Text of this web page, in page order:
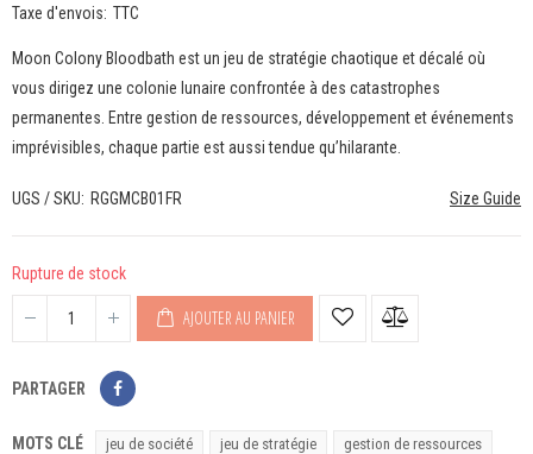
Taxe d'envois TTC
Moon Colony Bloodbath est un jeu de stratégie chaotique et décalé où
vous dirigez une colonie lunaire confrontée à des catastrophes
permanentes. Entre gestion de ressources, développement et événements
imprévisibles, chaque partie est aussi tendue qu’hilarante.
Size Guide
UGS / SKU RGGMCB01FR
Rupture de stock
AJOUTER AU PANIER
PARTAGER
MOTS CLÉ jeu de société jeu de stratégie
gestion de ressources